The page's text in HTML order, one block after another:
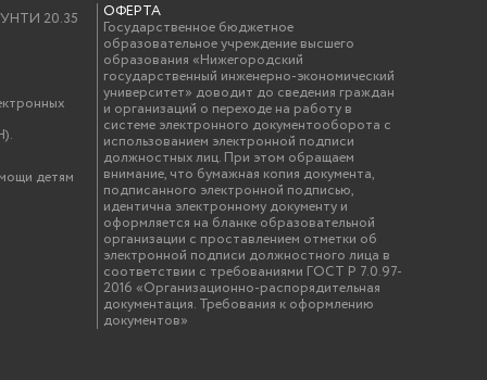
Lean-технологии
Экспозиция «Великая отечественная война»
manufacturing». Мастер-класс «Создание
ВОЛС-технологии»
УНТИ 20.35
детям
ОФЕРТА
Государственное бюджетное
образовательное учреждение высшего
образования «Нижегородский
государственный инженерно-экономический
университет» доводит до сведения граждан
и организаций о переходе на работу в
системе электронного документооборота с
использованием электронной подписи
должностных лиц. При этом обращаем
внимание, что бумажная копия документа,
подписанного электронной подписью,
идентична электронному документу и
оформляется на бланке образовательной
организации с проставлением отметки об
электронной подписи должностного лица в
соответствии с требованиями ГОСТ Р 7.0.97-
2016 «Организационно-распорядительная
документация. Требования к оформлению
документов»